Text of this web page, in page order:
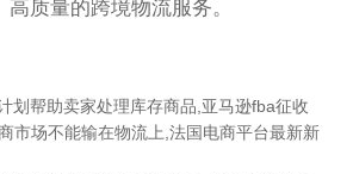
质量的跨境物流服务。
划帮助卖家处理库存商品,亚马逊fba征收
市场不能输在物流上,法国电商平台最新新